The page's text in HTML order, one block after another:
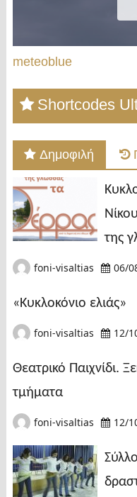
meteoblue
Shortcodes
Δημοφιλή
της
foni-visaltias 06/
«Κυκλοκόνιο ελιάς»
foni-visaltias 12/
Θεατρικό Παιχνίδι.
τμήματα
foni-visaltias 12/